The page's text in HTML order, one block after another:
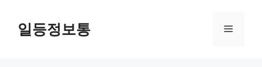
일등정보통 Menu